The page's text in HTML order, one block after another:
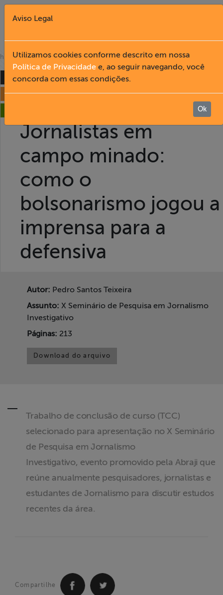
Fechar X
English
Institucional
Formação
Informação
Liberdade de
Expressão
e Litigância
Documentários
Homenageados
Associe-se
Doe para
ABRAJI
exclusivo para
associados
Fale Conosco
home»publicações
formação
liberdade de expressão
Jornalistas em
campo minado:
como o
bolsonarismo jogou a
imprensa para a
defensiva
Autor: Pedro Santos Teixeira
Assunto: X Seminário de Pesquisa em Jornalismo
Investigativo
Páginas: 213
Download do arquivo
Trabalho de conclusão de curso (TCC)
selecionado para apresentação no X Seminário
de Pesquisa em Jornalismo
Investigativo, evento promovido pela Abraji que
reúne anualmente pesquisadores, jornalistas e
estudantes de Jornalismo para discutir estudos
recentes da área.
Compartilhe
Aviso Legal
Utilizamos cookies conforme descrito em nossa
Política de Privacidade e, ao seguir navegando, você
concorda com essas condições.
Ok